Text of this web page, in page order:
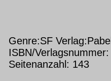
Genre:SF Verlag:Pabel
ISBN/Verlagsnummer:
Seitenanzahl: 143